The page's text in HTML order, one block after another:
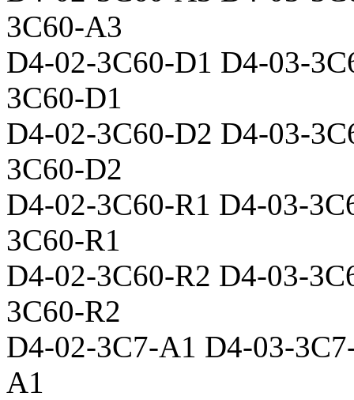
3C60-A3
D4-02-3C60-D1 D4-03-
3C60-D1
D4-02-3C60-D2 D4-03-
3C60-D2
D4-02-3C60-R1 D4-03-
3C60-R1
D4-02-3C60-R2 D4-03-
3C60-R2
D4-02-3C7-A1 D4-03-
A1